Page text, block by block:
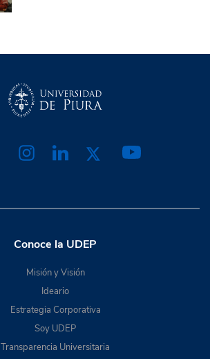
Conoce la UDEP
Misión y Visión
Ideario
Estrategia Corporativa
Soy UDEP
Transparencia Universitaria